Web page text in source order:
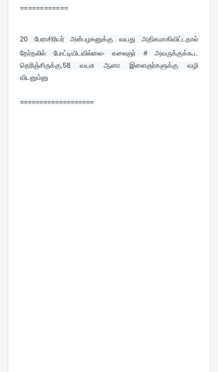
============
20 பேராசிரியர் அன்பழகனுக்கு வயது அதிகமாகிவிட்டதால்
தேர்தலில் போட்டியிடவில்லை- கலைஞர் # அவருக்குக்கூட
தெரிஞ்சிருக்கு,58 வயசு ஆனா இளைஞர்களுக்கு வழி
விடனும்னு
===================